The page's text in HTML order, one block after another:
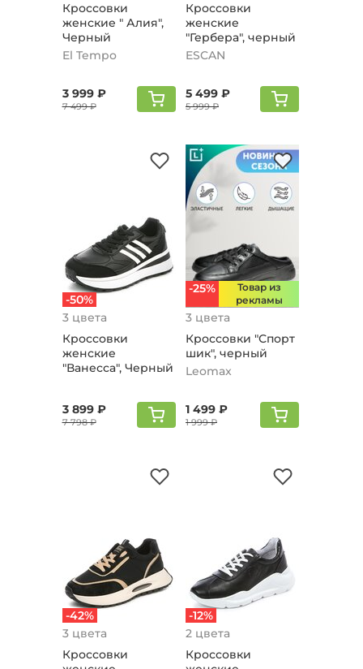
Кроссовки
женские " Алия",
Черный
El Tempo
3 999 ₽
7 499 ₽
Кроссовки
женские
"Гербера", черный
ESCAN
5 499 ₽
5 999 ₽
-50%
3 цвета
Кроссовки
женские
"Ванесса", Черный
3 899 ₽
7 798 ₽
-25%
Товар из
рекламы
3 цвета
Кроссовки "Спорт
шик", черный
Leomax
1 499 ₽
1 999 ₽
-42%
3 цвета
Кроссовки
-12%
2 цвета
Кроссовки